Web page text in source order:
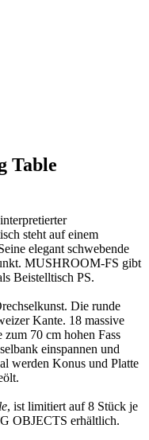
Table
steht auf einem
elegant schwebende
MUSHROOM-FS gibt
Beistelltisch PS.
Die runde
Kante. 18 massive
70 cm hohen Fass
einspannen und
werden Konus und Platte
, ist limitiert auf 8 Stück je
OBJECTS erhältlich.